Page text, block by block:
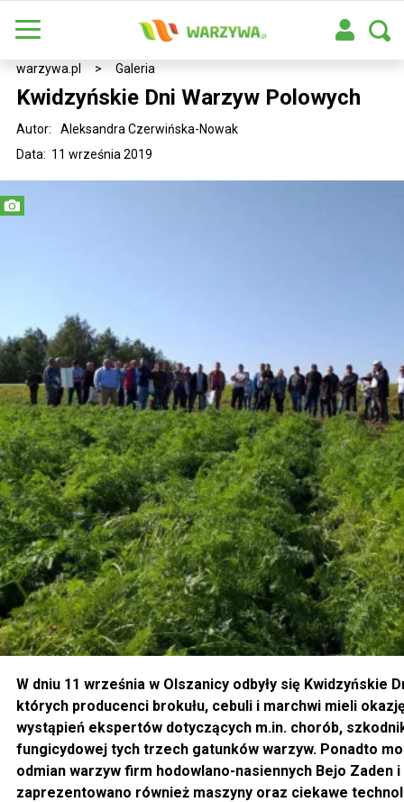
warzywa.pl > Galeria
Kwidzyńskie Dni Warzyw Polowych
Data: 11 września 2019
Autor: Aleksandra Czerwińska-Nowak
W dniu 11 września w Olszanicy odbyły się Kwidzyńskie
których producenci brokułu, cebuli i marchwi mieli
wystąpień ekspertów dotyczących m.in. chorób,
fungicydowej tych trzech gatunków warzyw. Ponadto
odmian warzyw firm hodowlano-nasiennych Bejo Zaden
zaprezentowano również maszyny oraz ciekawe